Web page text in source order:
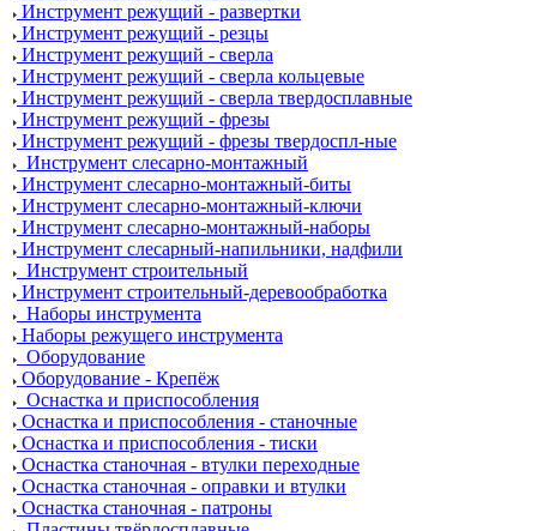
Инструмент режущий - развертки
Инструмент режущий - резцы
Инструмент режущий - сверла
Инструмент режущий - сверла кольцевые
Инструмент режущий - сверла твердосплавные
Инструмент режущий - фрезы
Инструмент режущий - фрезы твердоспл-ные
Инструмент слесарно-монтажный
Инструмент слесарно-монтажный-биты
Инструмент слесарно-монтажный-ключи
Инструмент слесарно-монтажный-наборы
Инструмент слесарный-напильники, надфили
Инструмент строительный
Инструмент строительный-деревообработка
Наборы инструмента
Наборы режущего инструмента
Оборудование
Оборудование - Крепёж
Оснастка и приспособления
Оснастка и приспособления - станочные
Оснастка и приспособления - тиски
Оснастка станочная - втулки переходные
Оснастка станочная - оправки и втулки
Оснастка станочная - патроны